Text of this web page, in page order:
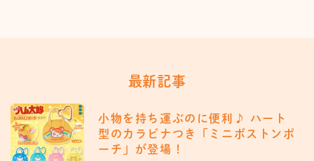
最新記事
小物を持ち運ぶのに便利♪ ハート
型のカラビナつき「ミニボストンポ
ーチ」が登場！